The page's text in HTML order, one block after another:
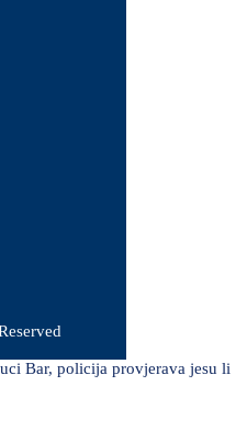
Bar, policija provjerava jesu li